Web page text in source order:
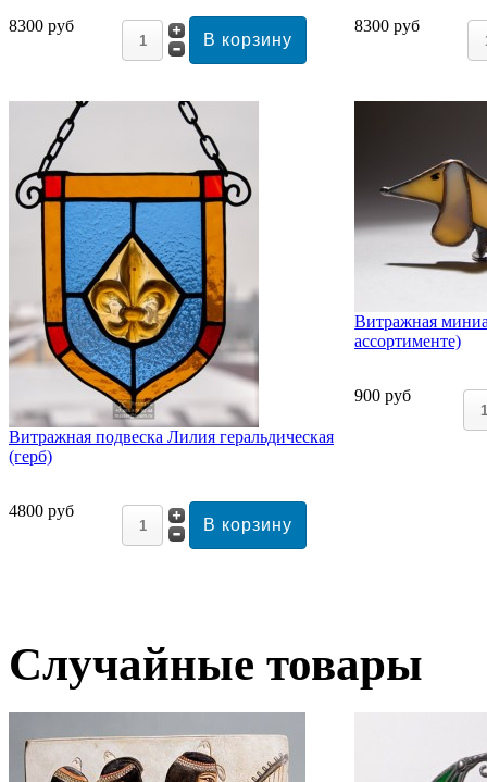
8300 руб 8300 руб
Витражная подвеска Лилия геральдическая
(герб)
4800 руб
Витражная
ассортименте)
900 руб
Случайные товары